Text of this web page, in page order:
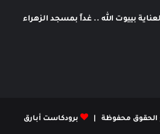
بييوت الله .. غداً بمسجد الزهراء
برودكاست أبارق